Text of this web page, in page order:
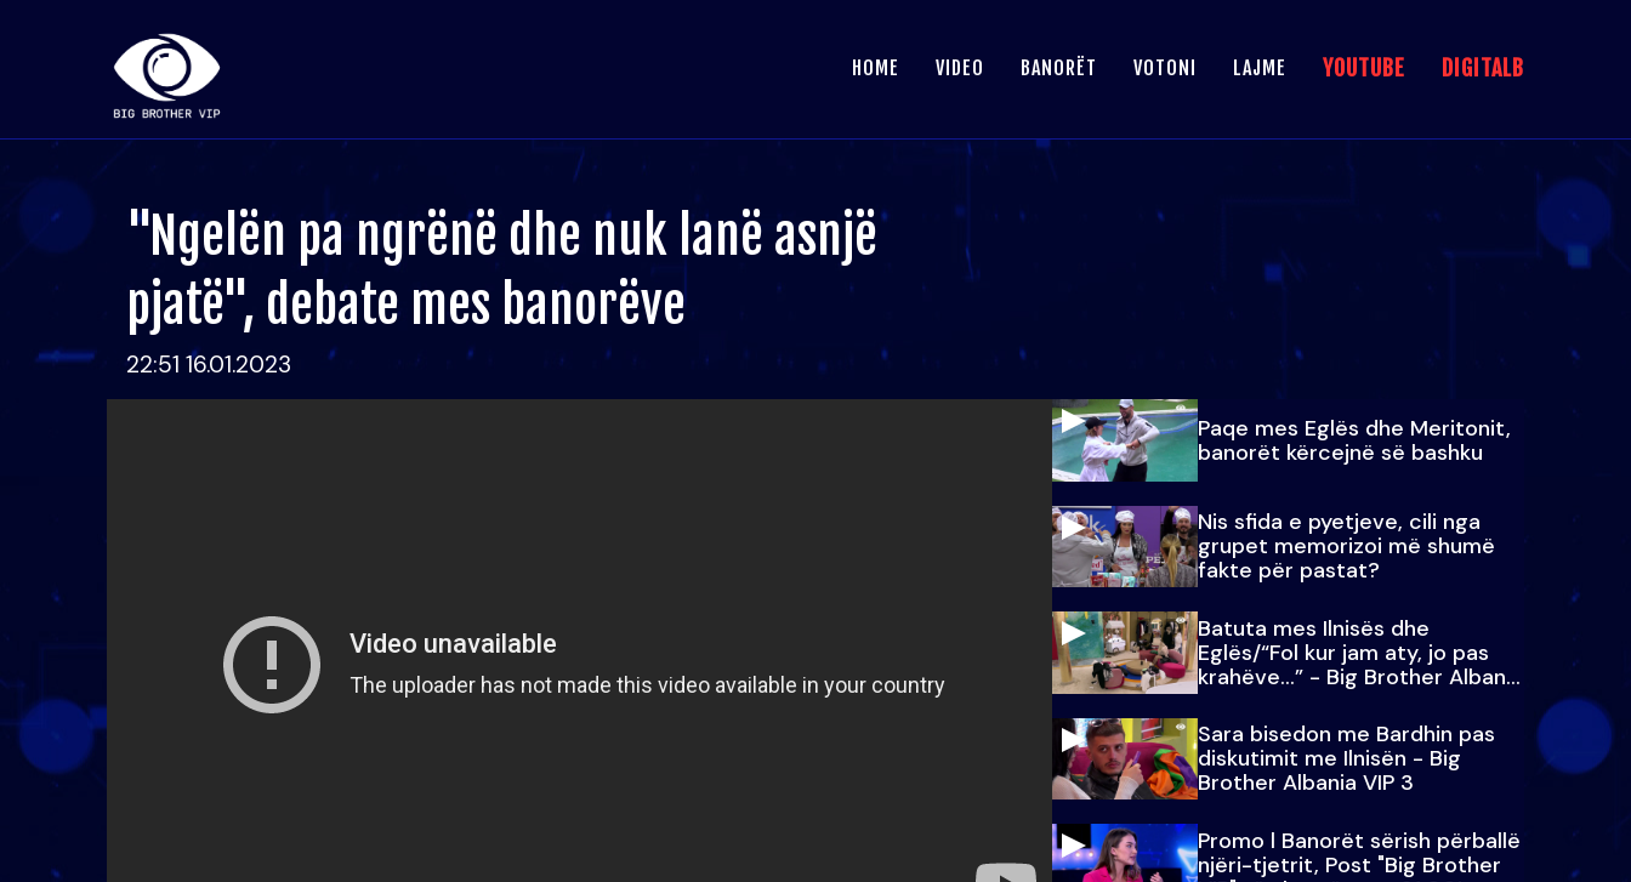
HOME VIDEO BANORËT VOTONI LAJME YOUTUBE DIGITALB
"Ngelën pa ngrënë dhe nuk lanë asnjë
pjatë", debate mes banorëve
22:51 16.01.2023
Paqe mes Eglës dhe Meritonit,
banorët kërcejnë së bashku
Nis sfida e pyetjeve, cili nga
grupet memorizoi më shumë
fakte për pastat?
Batuta mes Ilnisës dhe
Eglës/“Fol kur jam aty, jo pas
krahëve…” - Big Brother Albania
VIP 3
Sara bisedon me Bardhin pas
diskutimit me Ilnisën - Big
Brother Albania VIP 3
Promo l Banorët sërish përballë
njëri-tjetrit, Post "Big Brother